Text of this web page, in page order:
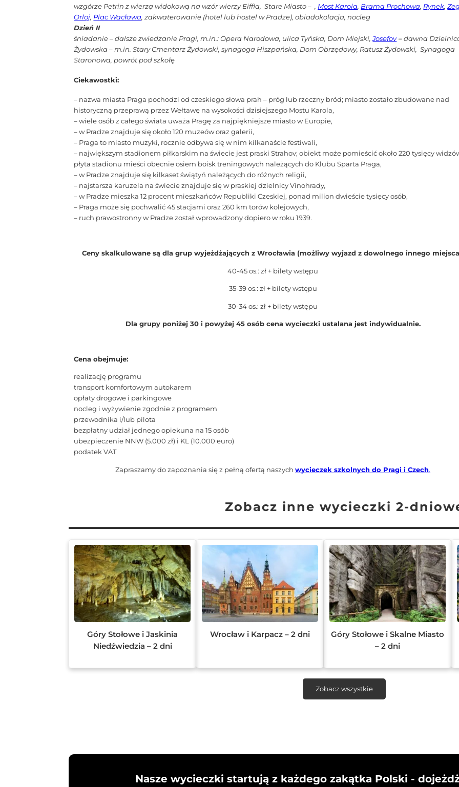
wzgórze Petrin z wierzą widokową na wzór wierzy Eiffla, Stare Miasto – , Most Karola, Brama Prochowa, Rynek,
Orloj, Plac Wacława, zakwaterowanie (hotel lub hostel w Pradze), obiadokolacja, nocleg
Dzień II
śniadanie – dalsze zwiedzanie Pragi, m.in.: Opera Narodowa, ulica Tyńska, Dom Miejski,Josefov–dawna
Żydowska – m.in. Stary Cmentarz Żydowski, synagoga Hiszpańska, Dom Obrzędowy, Ratusz Żydowski, Synagoga
Staronowa, powrót pod szkołę
Ciekawostki:
– nazwa miasta Praga pochodzi od czeskiego słowa prah – próg lub rzeczny bród; miasto zostało zbudowane nad
historyczną przeprawą przez Wełtawę na wysokości dzisiejszego Mostu Karola,
– wiele osób z całego świata uważa Pragę za najpiękniejsze miasto w Europie,
– w Pradze znajduje się około 120 muzeów oraz galerii,
– Praga to miasto muzyki, rocznie odbywa się w nim kilkanaście festiwali,
– największym stadionem piłkarskim na świecie jest praski Strahov; obiekt może pomieścić około 220 tysięcy
płyta stadionu mieści obecnie osiem boisk treningowych należących do Klubu Sparta Praga,
– w Pradze znajduje się kilkaset świątyń należących do różnych religii,
– najstarsza karuzela na świecie znajduje się w praskiej dzielnicy Vinohrady,
– w Pradze mieszka 12 procent mieszkańców Republiki Czeskiej, ponad milion dwieście tysięcy osób,
– Praga może się pochwalić 45 stacjami oraz 260 km torów kolejowych,
– ruch prawostronny w Pradze został wprowadzony dopiero w roku 1939.
Ceny skalkulowane są dla grup wyjeżdżających z Wrocławia (możliwy wyjazd z dowolnego innego
40-45 os.: zł + bilety wstępu
35-39 os.: zł + bilety wstępu
30-34 os.: zł + bilety wstępu
Dla grupy poniżej 30 i powyżej 45 osób cena wycieczki ustalana jest indywidualnie.
Cena obejmuje:
realizację programu
transport komfortowym autokarem
opłaty drogowe i parkingowe
nocleg i wyżywienie zgodnie z programem
przewodnika i/lub pilota
bezpłatny udział jednego opiekuna na 15 osób
ubezpieczenie NNW (5.000 zł) i KL (10.000 euro)
podatek VAT
Zapraszamy do zapoznania się z pełną ofertą naszychwycieczek szkolnych do Pragi i Czech.
Zobacz inne wycieczki 2-
Góry Stołowe i Jaskinia
Niedźwiedzia – 2 dni
Wrocław i Karpacz – 2 dni
Góry Stołowe i Skalne Miasto
– 2 dni
Zobacz wszystkie
Nasze wycieczki startują z każdego zakątka Polski -